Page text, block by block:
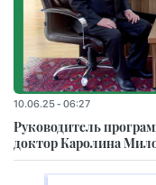
10.06.25 - 06:27
Руководитель
доктор Каролина